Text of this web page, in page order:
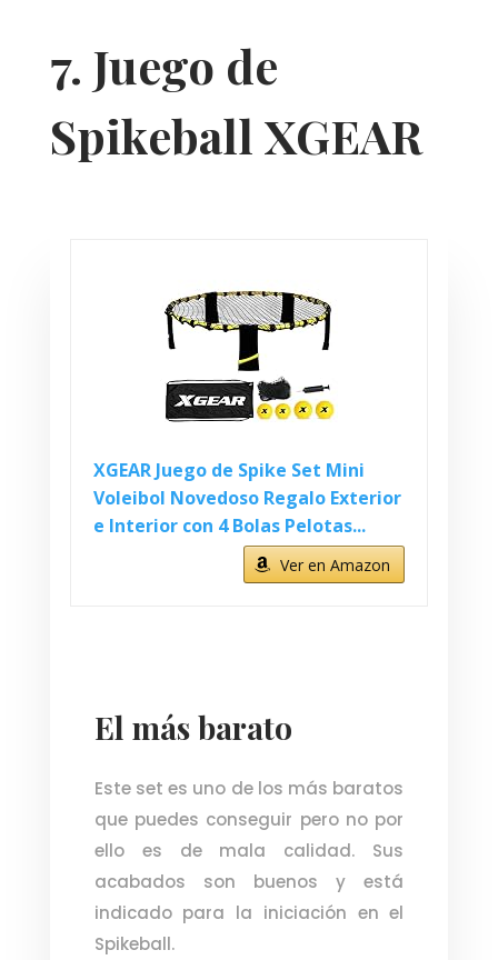
7. Juego de
Spikeball XGEAR
XGEAR Juego de Spike Set Mini
Voleibol Novedoso Regalo Exterior
e Interior con 4 Bolas Pelotas...
Ver en Amazon
El más barato
Este set es uno de los más baratos
que puedes conseguir pero no por
ello es de mala calidad. Sus
acabados son buenos y está
indicado para la iniciación en el
Spikeball.